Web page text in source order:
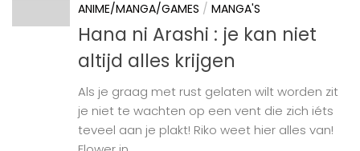
ANIME/MANGA/GAMES / MANGA'S
Hana ni Arashi : je kan niet
altijd alles krijgen
Als je graag met rust gelaten wilt worden zit
je niet te wachten op een vent die zich iéts
teveel aan je plakt! Riko weet hier alles van!